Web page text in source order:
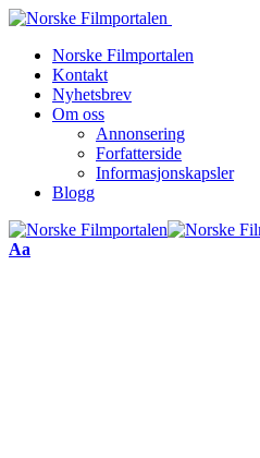
Norske Filmportalen
Kontakt
Nyhetsbrev
Om oss
Annonsering
Forfatterside
Informasjonskapsler
Blogg
Font
Aa